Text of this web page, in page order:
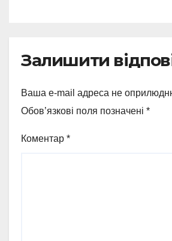
Залишити
Ваша e-mail адреса не
Обов’язкові поля позначені *
Коментар *